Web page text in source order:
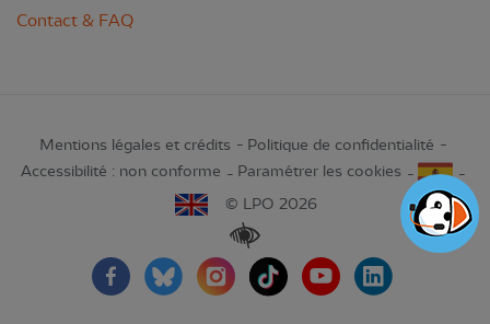
Contact & FAQ
Mentions légales et crédits
Politique de confidentialité
Accessibilité : non conforme
Paramétrer les cookies
© LPO 2026
Renforcer les contrastes